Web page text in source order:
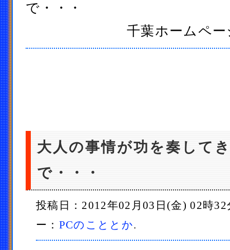
で・・・
千葉ホームペー
大人の事情が功を奏して
で・・・
投稿日：2012年02月03日(金) 02時
ー： PCのこととか.